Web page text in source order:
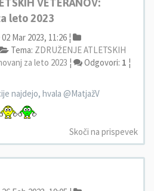
VETERANOV:
leto 2023
02 Mar 2023, 11:26 ¦
Tema: ZDRUŽENJE ATLETSKIH
za leto 2023 ¦ Odgovori: 1 ¦
najdejo, hvala @MatjažV
Skoči na prispevek